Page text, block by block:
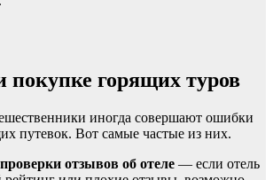
горящих туров
иногда совершают ошибки
путевок. Вот самые частые из них.
отзывов об отеле — если отель